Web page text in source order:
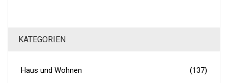
KATEGORIEN
Haus und Wohnen
(137)